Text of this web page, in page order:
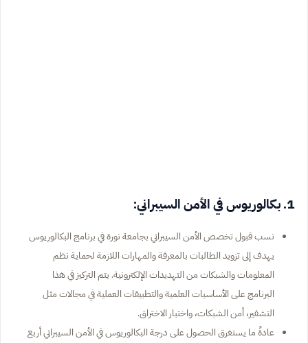
1. بكالوريوس في الأمن السيبراني:
نسب قبول تخصص الأمن السيبراني بجامعة نورة في برنامج البكالوريوس
يهدف إلى تزويد الطالبات بالمعرفة والمهارات اللازمة لحماية نظم
المعلومات والشبكات من التهديدات الإلكترونية. يتم التركيز في هذا
البرنامج على الأساسيات العلمية والتطبيقات العملية في مجالات مثل
التشفير، أمن الشبكات، واختبار الاختراق.
عادةً ما يستغرق الحصول على درجة البكالوريوس في الأمن السيبراني أربع